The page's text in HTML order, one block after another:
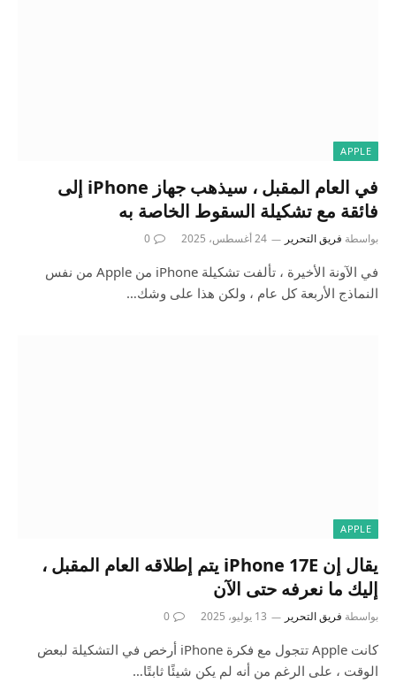
APPLE
في العام المقبل ، سيذهب جهاز iPhone إلى
فائقة مع تشكيلة السقوط الخاصة به
بواسطة فريق التحرير 24 أغسطس، 2025 0
في الآونة الأخيرة ، تألفت تشكيلة iPhone من Apple من نفس
النماذج الأربعة كل عام ، ولكن هذا على وشك…
APPLE
يقال إن iPhone 17E يتم إطلاقه العام المقبل ،
إليك ما نعرفه حتى الآن
بواسطة فريق التحرير 13 يوليو، 2025 0
كانت Apple تتجول مع فكرة iPhone أرخص في التشكيلة لبعض
الوقت ، على الرغم من أنه لم يكن شيئًا ثابتًا…